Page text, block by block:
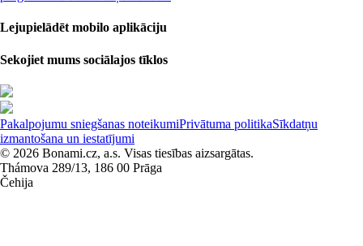
Lejupielādēt mobilo aplikāciju
Sekojiet mums sociālajos tīklos
Pakalpojumu sniegšanas noteikumiPrivātuma politikaSīkdatņu
izmantošana un iestatījumi
© 2026 Bonami.cz, a.s. Visas tiesības aizsargātas.
Thámova 289/13, 186 00 Prāga
Čehija